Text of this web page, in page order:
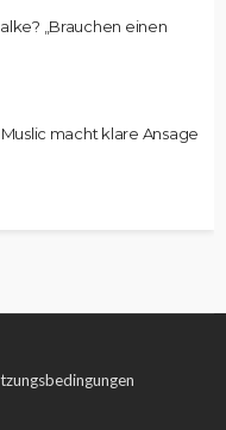
„Brauchen einen
macht klare Ansage